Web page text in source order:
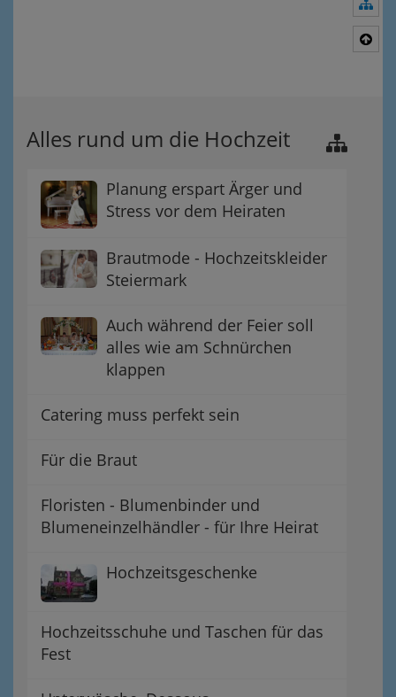
Alles rund um die Hochzeit
Planung erspart Ärger und
Stress vor dem Heiraten
Brautmode - Hochzeitskleider
Steiermark
Auch während der Feier soll
alles wie am Schnürchen
klappen
Catering muss perfekt sein
Für die Braut
Floristen - Blumenbinder und
Blumeneinzelhändler - für Ihre Heirat
Hochzeitsgeschenke
Hochzeitsschuhe und Taschen für das
Fest